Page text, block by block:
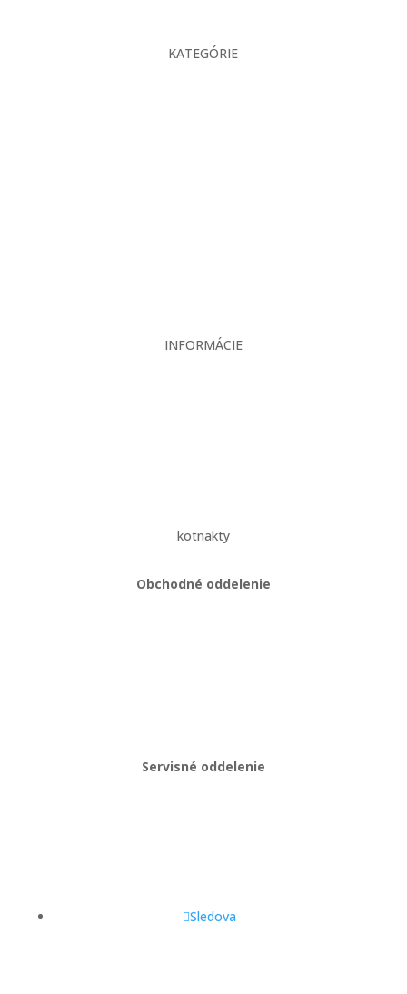
KATEGÓRIE
INFORMÁCIE
kotnakty
Obchodné oddelenie
Servisné oddelenie
Sledova